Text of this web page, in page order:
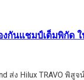
นแชมป์เต็มพิกัด